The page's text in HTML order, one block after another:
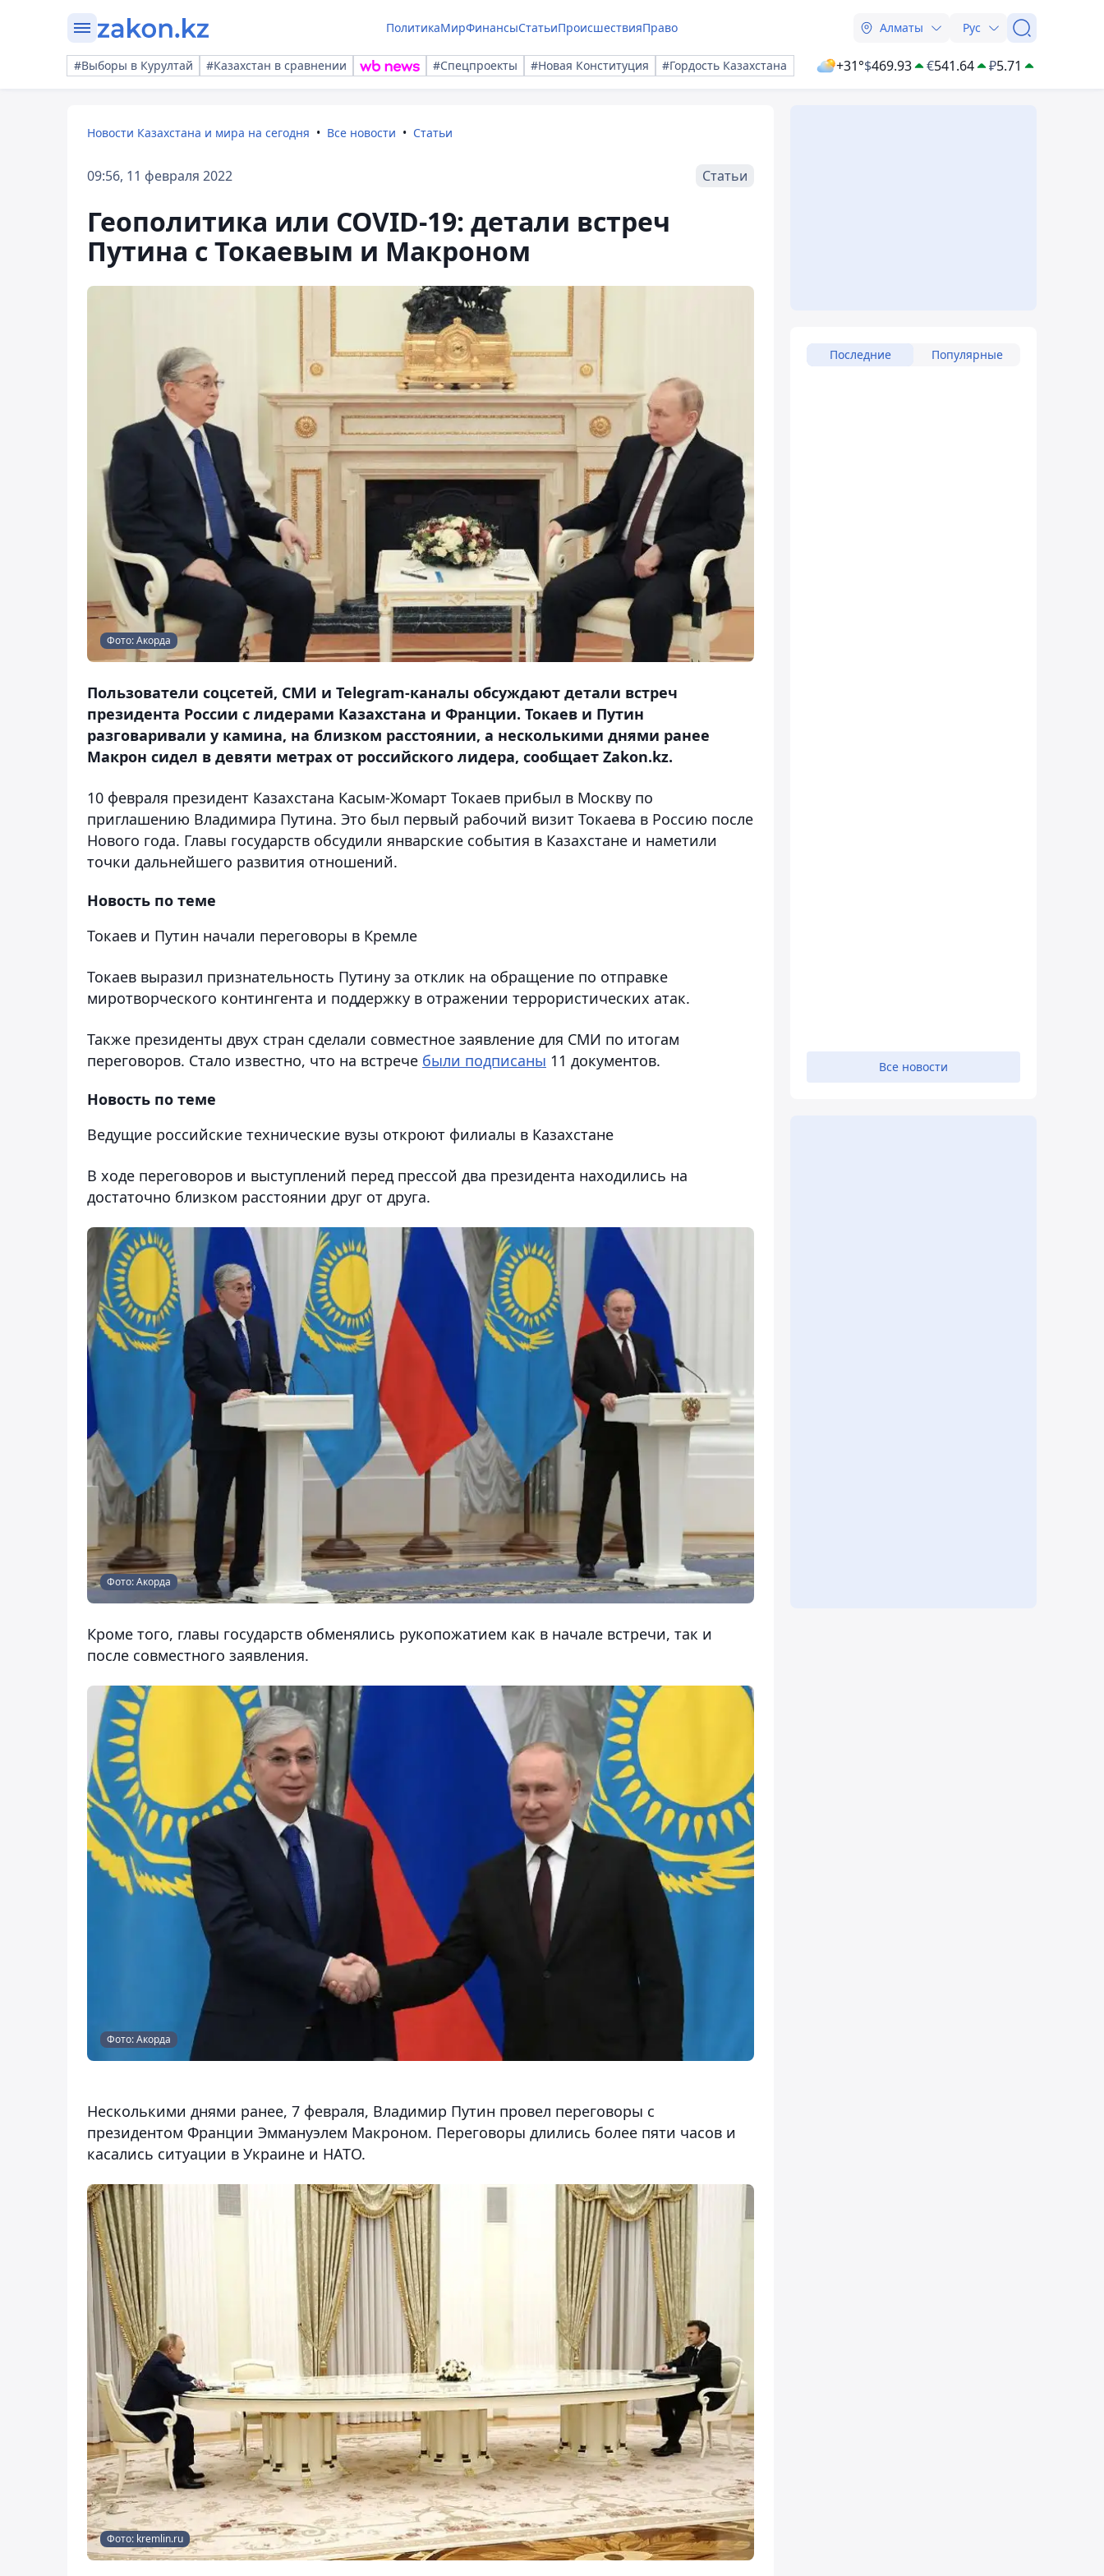
ПолитикаМирФинансыСтатьиПроисшествияПраво Алматы Рус
#Выборы в Курултай #Казахстан в сравнении #Спецпроекты #Новая Конституция #Гордость Казахстана +31°$469.93 €541.64 ₽5.71
Новости Казахстана и мира на сегодня Все новости Статьи
09:56, 11 февраля 2022 Статьи
Геополитика или COVID-19: детали встреч
Путина с Токаевым и Макроном
Фото: Акорда
Пользователи соцсетей, СМИ и Telegram-каналы обсуждают детали встреч
президента России с лидерами Казахстана и Франции. Токаев и Путин
разговаривали у камина, на близком расстоянии, а несколькими днями ранее
Макрон сидел в девяти метрах от российского лидера, сообщает Zakon.kz.
10 февраля президент Казахстана Касым-Жомарт Токаев прибыл в Москву по
приглашению Владимира Путина. Это был первый рабочий визит Токаева в Россию после
Нового года. Главы государств обсудили январские события в Казахстане и наметили
точки дальнейшего развития отношений.
Новость по теме
Токаев и Путин начали переговоры в Кремле
Токаев выразил признательность Путину за отклик на обращение по отправке
миротворческого контингента и поддержку в отражении террористических атак.
Также президенты двух стран сделали совместное заявление для СМИ по итогам
переговоров. Стало известно, что на встрече были подписаны 11 документов.
Новость по теме
Ведущие российские технические вузы откроют филиалы в Казахстане
В ходе переговоров и выступлений перед прессой два президента находились на
достаточно близком расстоянии друг от друга.
Фото: Акорда
Кроме того, главы государств обменялись рукопожатием как в начале встречи, так и
после совместного заявления.
Фото: Акорда
Несколькими днями ранее, 7 февраля, Владимир Путин провел переговоры с
президентом Франции Эммануэлем Макроном. Переговоры длились более пяти часов и
касались ситуации в Украине и НАТО.
Фото: kremlin.ru
Последние Популярные
Все новости